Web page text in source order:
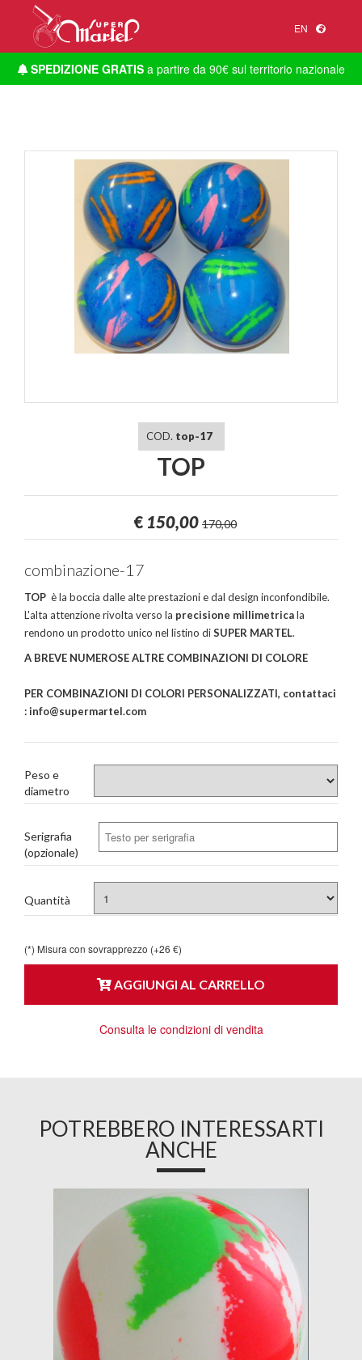
EN
SPEDIZIONE GRATISa partire da 90€ sul territorio nazionale
COD. top-17
TOP
€ 150,00 170,00
combinazione-17
TOP è la boccia dalle alte prestazioni e dal design inconfondibile.
L'alta attenzione rivolta verso la precisione millimetricala
rendono un prodotto unico nel listino diSUPER MARTEL.
A BREVE NUMEROSE ALTRE COMBINAZIONI DI COLORE
PER COMBINAZIONI DI COLORI PERSONALIZZATI, contattaci
: info@supermartel.com
Peso e
diametro
Serigrafia
(opzionale)
Quantità
(*) Misura con sovrapprezzo (+26 €)
AGGIUNGI AL CARRELLO
Consulta le condizioni di vendita
POTREBBERO INTERESSARTI
ANCHE